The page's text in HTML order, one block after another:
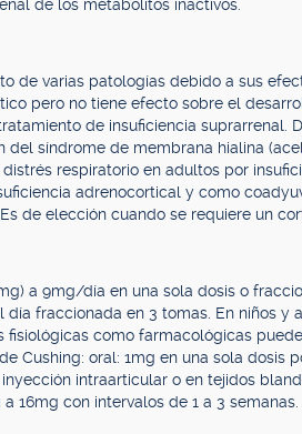
de los metabolitos inactivos.
de varias patologías debido a sus
pero no tiene efecto sobre el
de insuficiencia suprarrenal.
del síndrome de membrana hialina
respiratorio en adultos por
adrenocortical y como
de elección cuando se requiere un
a 9mg/día en una sola dosis o
fraccionada en 3 tomas. En niños y
fisiológicas como farmacológicas
Cushing: oral: 1mg en una sola dosis
intraarticular o en tejidos
16mg con intervalos de 1 a 3